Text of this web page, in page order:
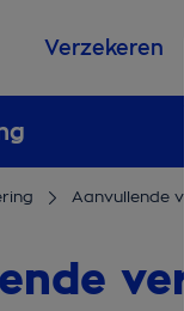
Verzekeren
Aanvullende